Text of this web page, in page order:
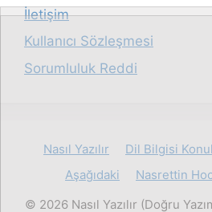
İletişim
Kullanıcı Sözleşmesi
Sorumluluk Reddi
Nasıl Yazılır Dil Bilgisi
Aşağıdaki
Nasrettin
© 2026 Nasıl Yazılır (Doğru